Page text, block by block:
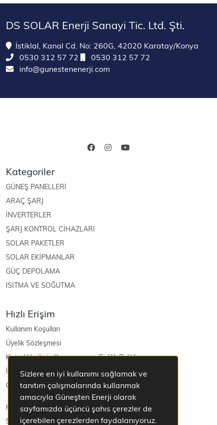
Sizlere en iyi kullanımı sağlamak ve
tanıtım çalışmalarında kullanmak
amacıyla Güneşten Enerji olarak
sayfamızda üçüncü şahıs çerezler de
içerebilen çerezlerden faydalanıyoruz.
DS SOLAR Enerji Sanayi Tic. Ltd. Şti.
İstiklal, Kanal Cd. No: 260G, 42020 Karatay/Konya
0530 312 57 72
0530 312 57 72
info@gunestenenerji.com
Kategoriler
GÜNEŞ PANELLERİ
ARAÇ ŞARJ
İNVERTERLER
ŞARJ KONTROL CİHAZLARI
SOLAR PAKETLER
SOLAR EKİPMANLAR
GÜÇ DEPOLAMA
ISITMA VE SOĞUTMA
Hızlı Erişim
Kullanım Koşulları
Üyelik Sözleşmesi
Kişisel Verilerin Korunması ve Gizlilik Politikası
İptal ve İade Şartları
Güneş Enerjisi
Hakkımızda
Sepetim